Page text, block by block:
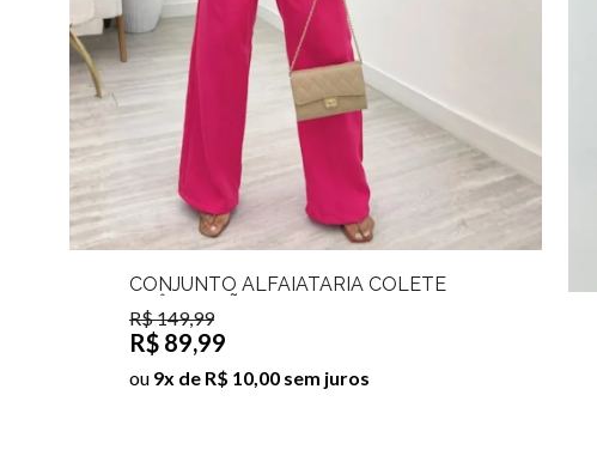
CONJUNTO ALFAIATARIA COLETE
TRÊS BOTÕES E CALÇA PANTALONA
MAYLA
R$ 149,99
R$ 89,99
ou 9x de R$ 10,00 sem juros